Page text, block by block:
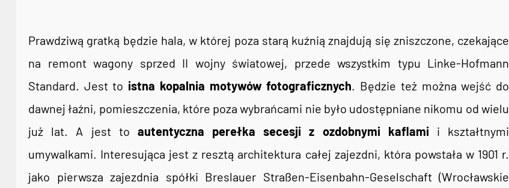
Prawdziwą gratką będzie hala, w której poza starą kuźnią znajdują się zniszczone, czekające
na remont wagony sprzed II wojny światowej, przede wszystkim typu Linke-Hofmann
Standard. Jest to istna kopalnia motywów fotograficznych. Będzie też można wejść do
dawnej łaźni, pomieszczenia, które poza wybrańcami nie było udostępniane nikomu od wielu
już lat. A jest to autentyczna perełka secesji z ozdobnymi kaflami i kształtnymi
umywalkami. Interesująca jest z resztą architektura całej zajezdni, która powstała w 1901 r.
jako pierwsza zajezdnia spółki Breslauer Straßen-Eisenbahn-Geselschaft (Wrocławskie